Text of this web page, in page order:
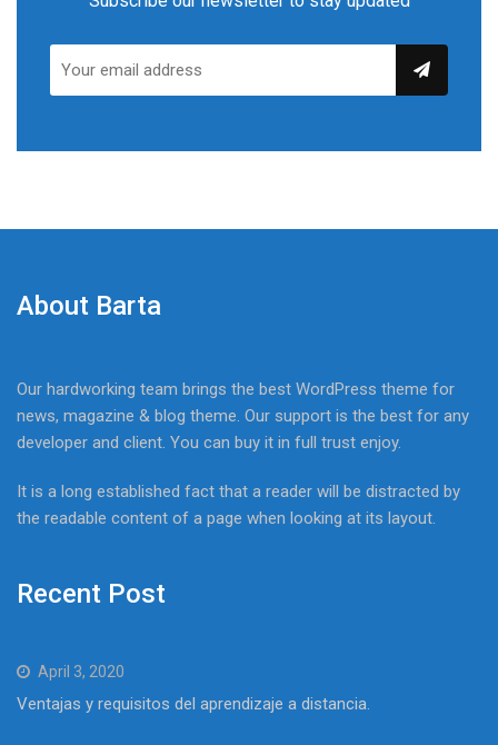
About Barta
Our hardworking team brings the best WordPress theme for
news, magazine & blog theme. Our support is the best for any
developer and client. You can buy it in full trust enjoy.
It is a long established fact that a reader will be distracted by
the readable content of a page when looking at its layout.
Recent Post
April 3, 2020
Ventajas y requisitos del aprendizaje a distancia.